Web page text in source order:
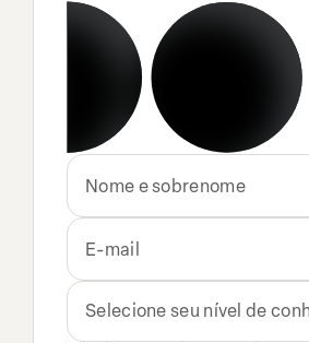
Selecione seu nível de